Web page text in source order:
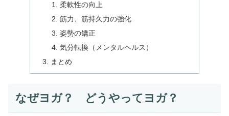
柔軟性の向上
筋力、筋持久力の強化
姿勢の矯正
気分転換（メンタルヘルス）
まとめ
なぜヨガ？ どうやってヨガ？